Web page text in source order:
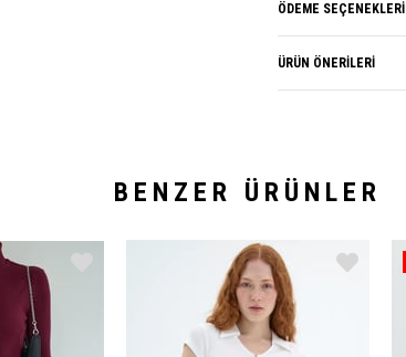
ÖDEME SEÇENEKLERI
ÜRÜN ÖNERILERI
BENZER ÜRÜNLER